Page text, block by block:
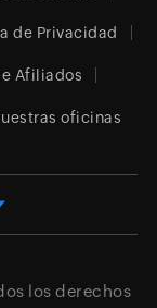
de Privacidad
Afiliados
oficinas
los derechos